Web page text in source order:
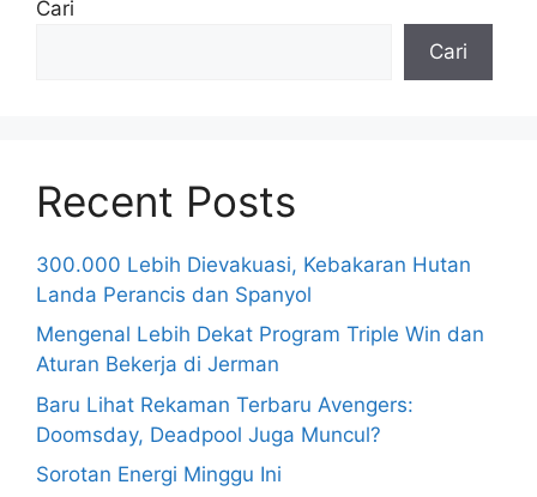
Cari
Cari
Recent Posts
300.000 Lebih Dievakuasi, Kebakaran Hutan
Landa Perancis dan Spanyol
Mengenal Lebih Dekat Program Triple Win dan
Aturan Bekerja di Jerman
Baru Lihat Rekaman Terbaru Avengers:
Doomsday, Deadpool Juga Muncul?
Sorotan Energi Minggu Ini